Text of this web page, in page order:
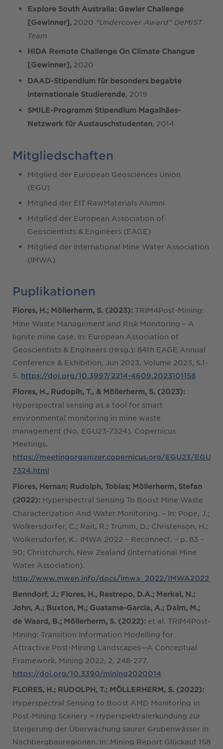
Explore South Australia: Gawler Challenge
[Gewinner], 2020 “Undercover Award” DeMIST
Team
HIDA Remote Challenge On Climate Changue
[Gewinner], 2020
DAAD-Stipendium für besonders begabte
internationale Studierende , 2019
SMILE-Programm Stipendium Magalhães-
Netzwerk für Austauschstudenten , 2014
Mitgliedschaften
Mitglied der European Geosciences Union
(EGU)
Mitglied der EIT RawMaterials Alumni
Mitglied der European Association of
Geoscientists & Engineers (EAGE)
Mitglied der International Mine Water Association
(IMWA)
Puplikationen
Flores, H.; Möllerherm, S. (2023): TRIM4Post-Mining:
Mine Waste Management and Risk Monitoring – A
lignite mine case. In: European Association of
Geoscientists & Engineers (Hrsg.): 84th EAGE Annual
Conference & Exhibition, Jun 2023, Volume 2023, S.1-
5. https://doi.org/10.3997/2214-4609.2023101158
Flores, H., Rudoplh, T., & Möllerherm, S. (2023):
Hyperspectral sensing as a tool for smart
environmental monitoring in mine waste
management (No. EGU23-7324). Copernicus
Meetings.
https://meetingorganizer.copernicus.org/EGU23/EGU23-
7324.html
Flores, Hernan; Rudolph, Tobias; Möllerherm, Stefan
(2022): Hyperspectral Sensing To Boost Mine Waste
Characterization And Water Monitoring. – In: Pope, J.;
Wolkersdorfer, C.; Rait, R.; Trumm, D.; Christenson, H.;
Wolkersdorfer, K.: IMWA 2022 – Reconnect. – p. 83 –
90; Christchurch, New Zealand (International Mine
Water Association).
http://www.mwen.info/docs/imwa_2022/
Benndorf, J.; Flores, H., Restrepo, D.A.; Merkel, N.;
John, A.; Buxton, M.; Guatame-Garcia, A.; Dalm, M.;
de Waard, B.; Möllerherm, S. (2022): et al. TRIM4Post-
Mining: Transition Information Modelling for
Attractive Post-Mining Landscapes—A Conceptual
Framework. Mining 2022, 2, 248-277.
https://doi.org/10.3390/mining2020014
FLORES, H.; RUDOLPH, T.; MÖLLERHERM, S. (2022):
Hyperspectral Sensing to Boost AMD Monitoring in
Post-Mining Scenery = Hyperspektralerkundung zur
Steigerung der Überwachung saurer Grubenwässer in
Nachbergbauregionen. In: Mining Report Glückauf 158